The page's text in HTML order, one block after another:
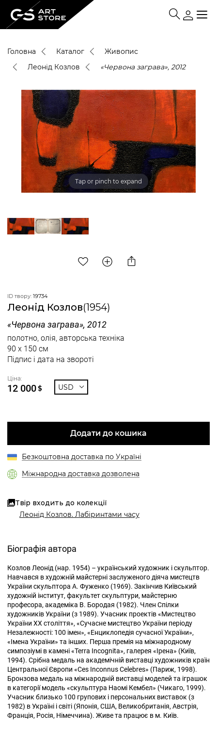
Головна Каталог
Живопис
Леонід Козлов
«Червона заграва», 2012
Tap or pinch to expand
ID твору: 19734
Леонід Козлов(1954)
«Червона заграва», 2012
полотно, олія, авторська техніка
90 x 150 см
Підпис і дата на звороті
Ціна:
12 000$ USD
Додати до кошика
Безкоштовна доставка по Україні
Міжнародна доставка дозволена
Твір входить до колекції
Леонід Козлов. Лабіринтами часу
Біографія автора
Козлов Леонід (нар. 1954) – український художник і скульптор.
Навчався в художній майстерні заслуженого діяча мистецтв
України скульптора А. Фуженко (1969). Закінчив Київський
художній інститут, факультет скульптури, майстерню
професора, академіка В. Бородая (1982). Член Спілки
художників України (з 1989). Учасник проектів «Мистецтво
України XX століття», «Сучасне мистецтво України періоду
Незалежності: 100 імен», «Енциклопедія сучасної України»,
«Імена України» та інших. Перша премія на міжнародному
симпозіумі в камені «Terra Incognita», галерея «Ірена» (Київ,
1994). Срібна медаль на академічній виставці художників країн
Центральної Європи «Ces Inconnus Celebres» (Париж, 1998).
Бронзова медаль на міжнародній виставці моделей та іграшок
в категорії модель «скульптура Наомі Кембел» (Чикаго, 1999).
Учасник близько 100 групових і персональних виставок (з
1982) в Україні і світі (Японія, США, Великобританія, Австрія,
Франція, Росія, Німеччина). Живе та працює в м. Київ.